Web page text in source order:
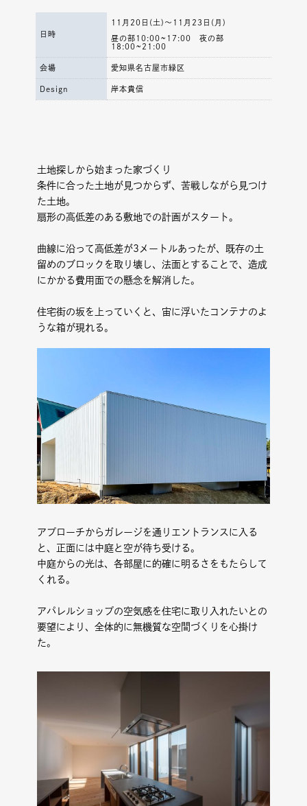
日時
11月20日(土)～11月23日(月)
昼の部10:00~17:00 夜の部
18:00~21:00
会場 愛知県名古屋市緑区
Design 岸本貴信
土地探しから始まった家づくり
条件に合った土地が見つからず、苦戦しながら見つけ
た土地。
扇形の高低差のある敷地での計画がスタート。
曲線に沿って高低差が3 メートルあったが、既存の土
留めのブロックを取り壊し、法面とすることで、造成
にかかる費用面での懸念を解消した。
住宅街の坂を上っていくと、宙に浮いたコンテナのよ
うな箱が現れる。
アプローチからガレージを通りエントランスに入る
と、正面には中庭と空が待ち受ける。
中庭からの光は、各部屋に的確に明るさをもたらして
くれる。
アパレルショップの空気感を住宅に取り入れたいとの
要望により、全体的に無機質な空間づくりを心掛け
た。